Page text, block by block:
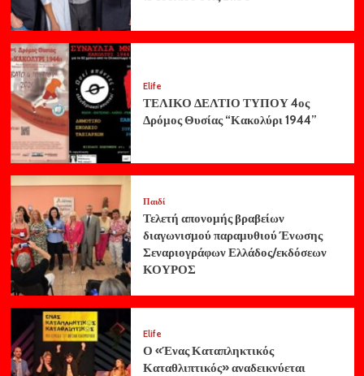
Elife
ΤΕΛΙΚΟ ΔΕΛΤΙΟ ΤΥΠΟΥ 4ος
Δρόμος Θυσίας “Κακολύρι 1944”
Παιδί
Τελετή απονομής βραβείων
διαγωνισμού παραμυθιού Ένωσης
Σεναριογράφων Ελλάδος/εκδόσεων
ΚΟΥΡΟΣ
Elife
Ο «Ένας Καταπληκτικός
Καταθλιπτικός» αναδεικνύεται